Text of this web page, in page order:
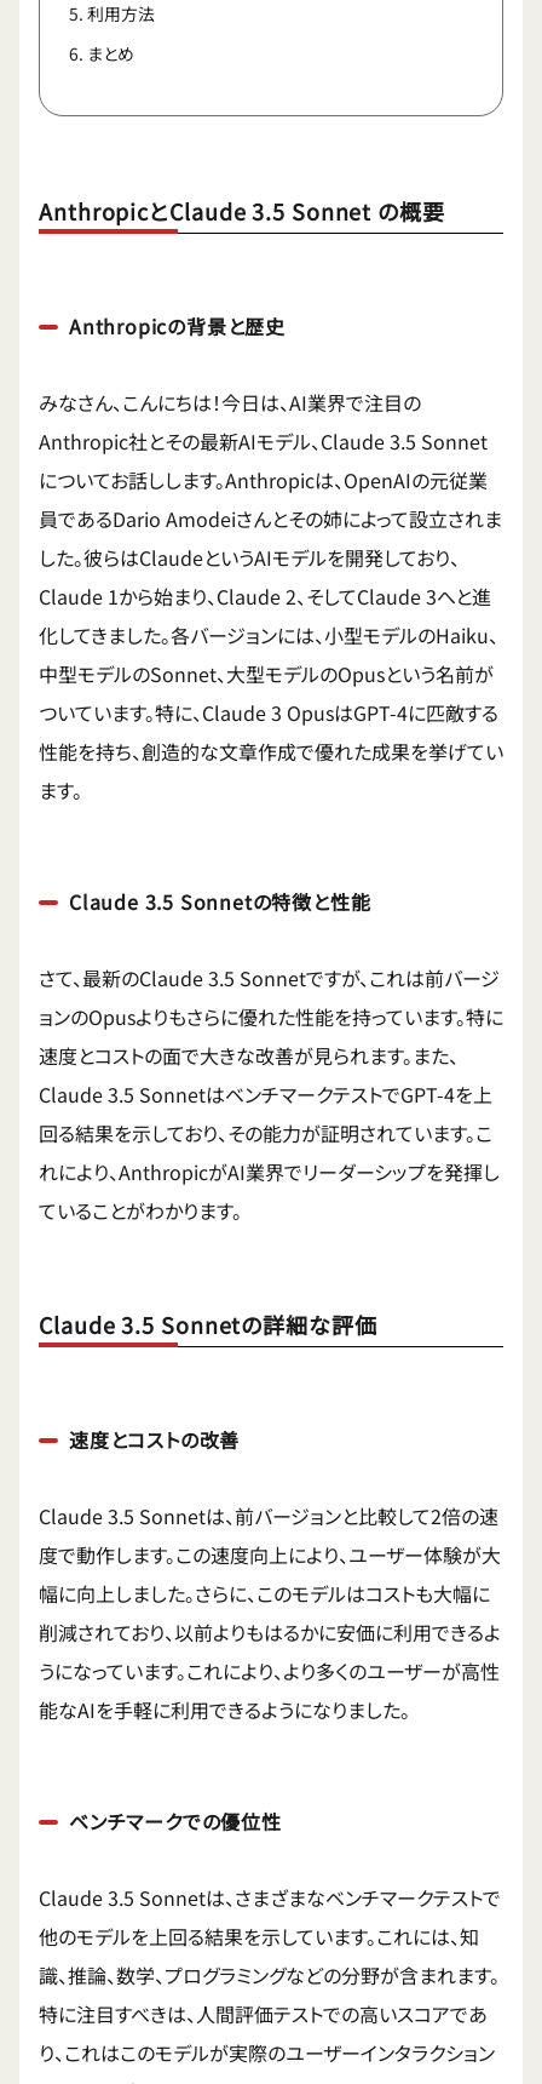
利用方法
まとめ
AnthropicとClaude 3.5 Sonnet の概要
Anthropicの背景と歴史
みなさん、こんにちは！今日は、AI業界で注目の
Anthropic社とその最新AIモデル、Claude 3.5 Sonnet
についてお話しします。Anthropicは、OpenAIの元従業
員であるDario Amodeiさんとその姉によって設立されま
した。彼らはClaudeというAIモデルを開発しており、
Claude 1から始まり、Claude 2、そしてClaude 3へと進
化してきました。各バージョンには、小型モデルのHaiku、
中型モデルのSonnet、大型モデルのOpusという名前が
ついています。特に、Claude 3 OpusはGPT-4に匹敵する
性能を持ち、創造的な文章作成で優れた成果を挙げてい
ます。
Claude 3.5 Sonnetの特徴と性能
さて、最新のClaude 3.5 Sonnetですが、これは前バージ
ョンのOpusよりもさらに優れた性能を持っています。特に
速度とコストの面で大きな改善が見られます。また、
Claude 3.5 SonnetはベンチマークテストでGPT-4を上
回る結果を示しており、その能力が証明されています。こ
れにより、AnthropicがAI業界でリーダーシップを発揮し
ていることがわかります。
Claude 3.5 Sonnetの詳細な評価
速度とコストの改善
Claude 3.5 Sonnetは、前バージョンと比較して2倍の速
度で動作します。この速度向上により、ユーザー体験が大
幅に向上しました。さらに、このモデルはコストも大幅に
削減されており、以前よりもはるかに安価に利用できるよ
うになっています。これにより、より多くのユーザーが高性
能なAIを手軽に利用できるようになりました。
ベンチマークでの優位性
Claude 3.5 Sonnetは、さまざまなベンチマークテストで
他のモデルを上回る結果を示しています。これには、知
識、推論、数学、プログラミングなどの分野が含まれます。
特に注目すべきは、人間評価テストでの高いスコアであ
り、これはこのモデルが実際のユーザーインタラクション